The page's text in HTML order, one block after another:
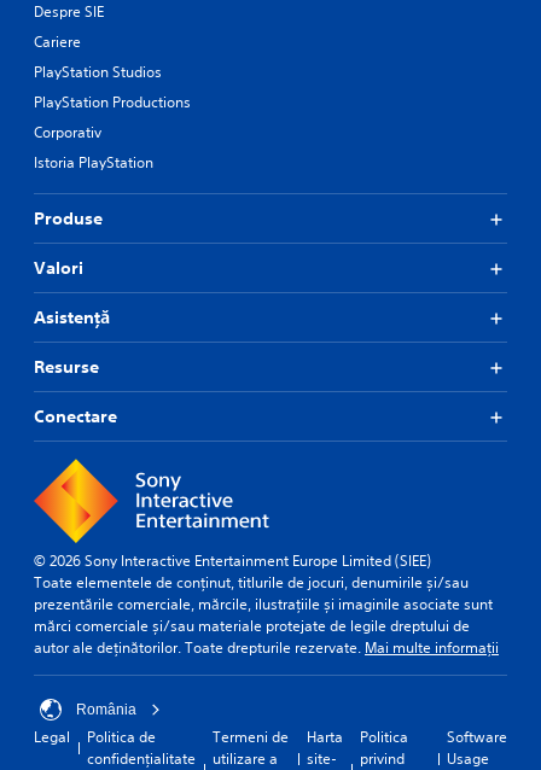
Despre SIE
Cariere
PlayStation Studios
PlayStation Productions
Corporativ
Istoria PlayStation
Produse
Valori
Asistență
Resurse
Conectare
© 2026 Sony Interactive Entertainment Europe Limited (SIEE)
Toate elementele de conținut, titlurile de jocuri, denumirile și/sau
prezentările comerciale, mărcile, ilustrațiile și imaginile asociate sunt
mărci comerciale și/sau materiale protejate de legile dreptului de
autor ale deținătorilor. Toate drepturile rezervate. Mai multe informații
România
Legal
Politica de
confidențialitate
Termeni de
utilizare a
Harta
site-
Politica
privind
Software
Usage